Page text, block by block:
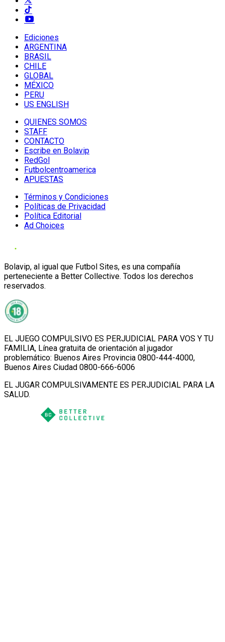
Ediciones
ARGENTINA
BRASIL
CHILE
GLOBAL
MÉXICO
PERU
US ENGLISH
QUIENES SOMOS
STAFF
CONTACTO
Escribe en Bolavip
RedGol
Futbolcentroamerica
APUESTAS
Términos y Condiciones
Políticas de Privacidad
Política Editorial
Ad Choices
Bolavip, al igual que Futbol Sites, es una compañía
perteneciente a Better Collective. Todos los derechos
reservados.
EL JUEGO COMPULSIVO ES PERJUDICIAL PARA VOS Y TU
FAMILIA, Línea gratuita de orientación al jugador
problemático: Buenos Aires Provincia 0800-444-4000,
Buenos Aires Ciudad 0800-666-6006
EL JUGAR COMPULSIVAMENTE ES PERJUDICIAL PARA LA
SALUD.